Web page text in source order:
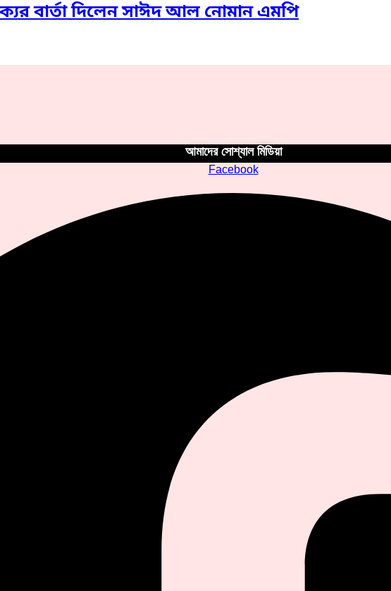
বার্তা দিলেন সাঈদ আল নোমান এমপি
আমাদের সোশ্যাল মিডিয়া
Facebook